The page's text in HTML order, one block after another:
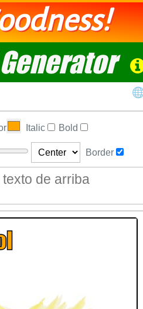
Italic Bold
Border